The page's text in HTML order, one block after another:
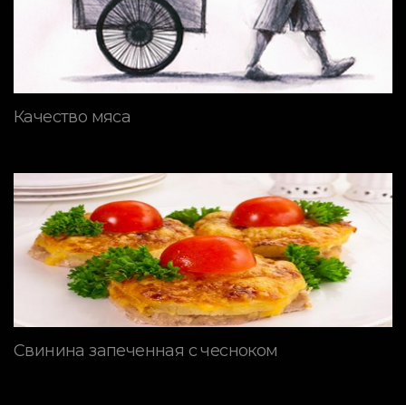
Качество мяса
Свинина запеченная с чесноком